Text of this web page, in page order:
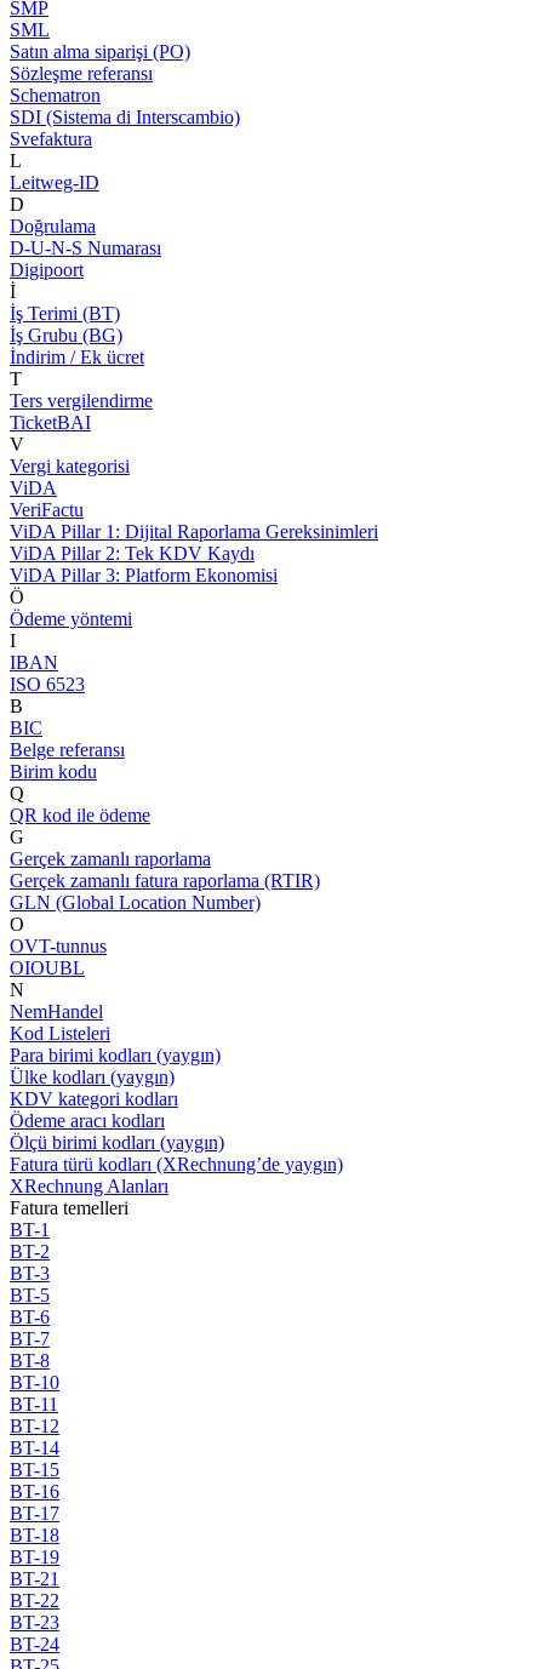
SMP
SML
Satın alma siparişi (PO)
Sözleşme referansı
Schematron
SDI (Sistema di Interscambio)
Svefaktura
L
Leitweg-ID
D
Doğrulama
D-U-N-S Numarası
Digipoort
İ
İş Terimi (BT)
İş Grubu (BG)
İndirim / Ek ücret
T
Ters vergilendirme
TicketBAI
V
Vergi kategorisi
ViDA
VeriFactu
ViDA Pillar 1: Dijital Raporlama Gereksinimleri
ViDA Pillar 2: Tek KDV Kaydı
ViDA Pillar 3: Platform Ekonomisi
Ö
Ödeme yöntemi
I
IBAN
ISO 6523
B
BIC
Belge referansı
Birim kodu
Q
QR kod ile ödeme
G
Gerçek zamanlı raporlama
Gerçek zamanlı fatura raporlama (RTIR)
GLN (Global Location Number)
O
OVT-tunnus
OIOUBL
N
NemHandel
Kod Listeleri
Para birimi kodları (yaygın)
Ülke kodları (yaygın)
KDV kategori kodları
Ödeme aracı kodları
Ölçü birimi kodları (yaygın)
Fatura türü kodları (XRechnung’de yaygın)
XRechnung Alanları
Fatura temelleri
BT-1
BT-2
BT-3
BT-5
BT-6
BT-7
BT-8
BT-10
BT-11
BT-12
BT-14
BT-15
BT-16
BT-17
BT-18
BT-19
BT-21
BT-22
BT-23
BT-24